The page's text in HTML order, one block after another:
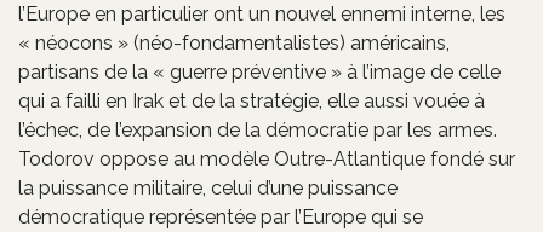
l’Europe en particulier ont un nouvel ennemi interne, les
« néocons » (néo-fondamentalistes) américains,
partisans de la « guerre préventive » à l’image de celle
qui a failli en Irak et de la stratégie, elle aussi vouée à
l’échec, de l’expansion de la démocratie par les armes.
Todorov oppose au modèle Outre-Atlantique fondé sur
la puissance militaire, celui d’une puissance
démocratique représentée par l’Europe qui se